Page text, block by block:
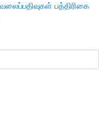
வலைப்பதிவுகள் பத்திரிகை